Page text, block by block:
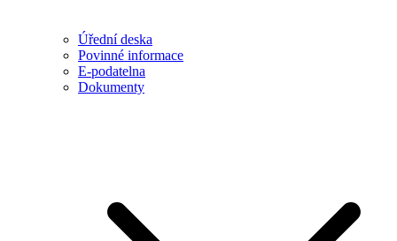
Úřední deska
Povinné informace
E-podatelna
Dokumenty